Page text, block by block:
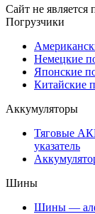
Сайт не является
Погрузчики
Немецкие
Японские
Китайские
Аккумуляторы
Тяговые
указатель
Шины
Шины —